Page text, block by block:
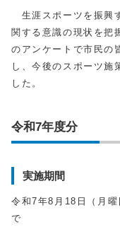
生涯スポーツを振興
関する意識の現状を把
のアンケートで市民の
し、今後のスポーツ施
した。
令和7年度分
実施期間
令和7年8月18日（月
で